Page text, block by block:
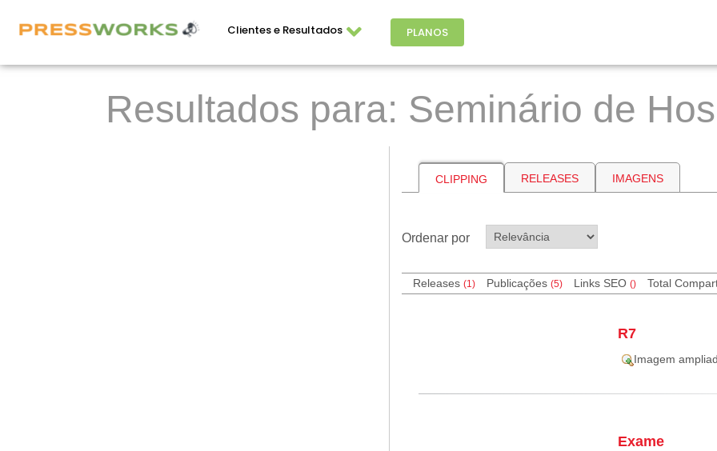
Clientes e Resultados PLANOS
Resultados para: Seminário de
CLIPPING RELEASES IMAGENS
Ordenar por
Releases(1) Publicações(5) Links SEO() Total
R7
Imagem
Exame